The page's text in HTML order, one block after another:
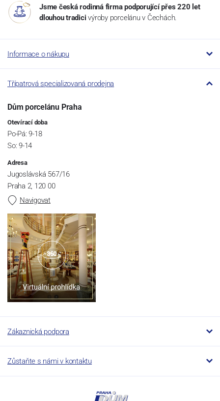
Jsme česká rodinná firma podporující přes 220 let
dlouhou tradici výroby porcelánu v Čechách.
Informace o nákupu
Třípatrová specializovaná prodejna
Dům porcelánu Praha
Otevírací doba
Po-Pá: 9-18
So: 9-14
Adresa
Jugoslávská 567/16
Praha 2, 120 00
Navigovat
Zákaznická podpora
Zůstaňte s námi v kontaktu